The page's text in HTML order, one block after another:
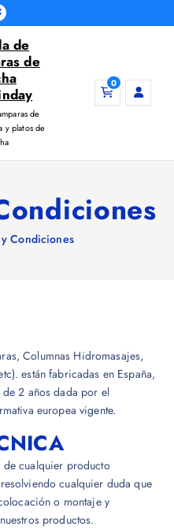
de
de
de
y platos de
0
Condiciones
Columnas Hidromasajes,
están fabricadas en España,
2 años dada por el
europea vigente.
de cualquier producto
cualquier duda que
o montaje y
productos.